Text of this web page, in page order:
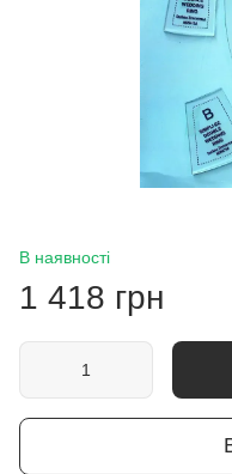
В наявності
1 418 грн